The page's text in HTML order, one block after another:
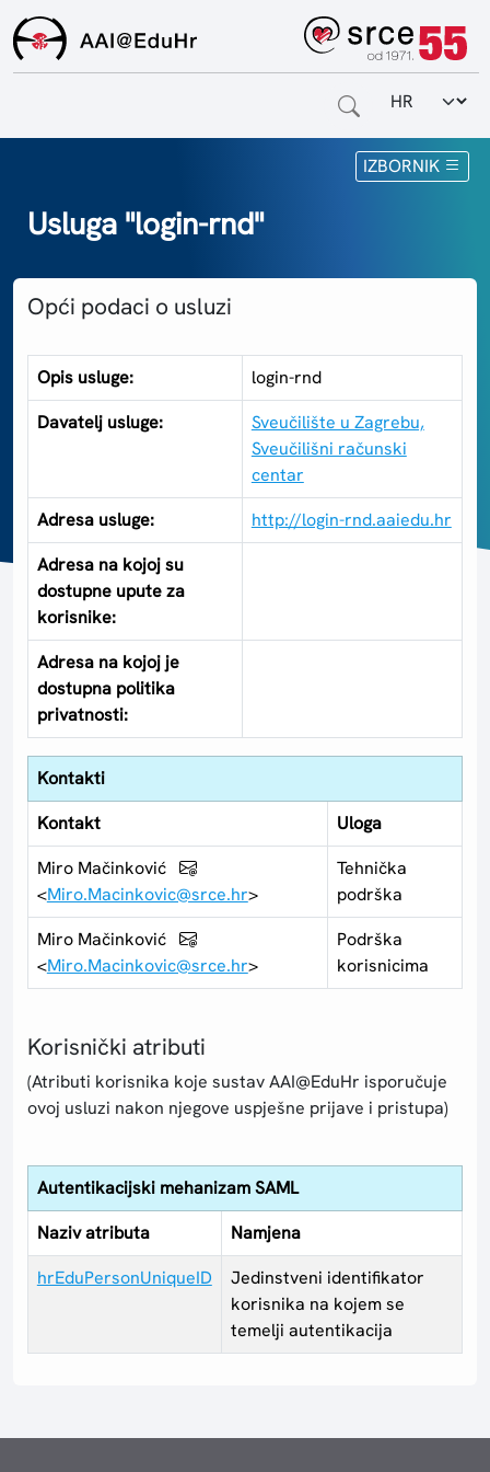
Odabir
IZBORNIK
Za krajnje korisnike
Za matične ustanove
O sustavu
Kontakt
Usluga "login-rnd"
Opći podaci o usluzi
Opis usluge:
login-rnd
Davatelj usluge:
Sveučilište u Zagrebu,
Sveučilišni računski
centar
Adresa usluge:
http://login-rnd.aaiedu.hr
Adresa na kojoj su
dostupne upute za
korisnike:
Adresa na kojoj je
dostupna politika
privatnosti:
Kontakti
Kontakt
Uloga
Miro Mačinković
<Miro.Macinkovic@srce.hr>
Tehnička
podrška
Miro Mačinković
<Miro.Macinkovic@srce.hr>
Podrška
korisnicima
Korisnički atributi
(Atributi korisnika koje sustav AAI@EduHr isporučuje
ovoj usluzi nakon njegove uspješne prijave i pristupa)
Autentikacijski mehanizam SAML
Naziv atributa
Namjena
hrEduPersonUniqueID
Jedinstveni identifikator
korisnika na kojem se
temelji autentikacija